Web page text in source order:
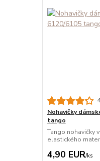
Nohavičky
tango
Tango nohavičky
elastického
4,90 EUR/ks